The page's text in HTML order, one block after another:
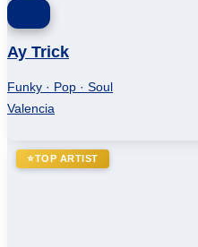
Ay Trick
Funky · Pop · Soul
Valencia
⭐TOP ARTIST